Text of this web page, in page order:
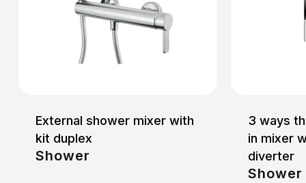
External shower mixer with
kit duplex
Shower
3 ways
in mixer
diverter
Shower